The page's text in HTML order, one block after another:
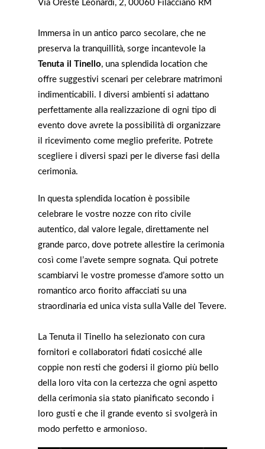
Via Oreste Leonardi, 2, 00060 Filacciano RM
Immersa in un antico parco secolare, che ne
preserva la tranquillità, sorge incantevole la
Tenuta il Tinello, una splendida location che
offre suggestivi scenari per celebrare matrimoni
indimenticabili. I diversi ambienti si adattano
perfettamente alla realizzazione di ogni tipo di
evento dove avrete la possibilità di organizzare
il ricevimento come meglio preferite. Potrete
scegliere i diversi spazi per le diverse fasi della
cerimonia.
In questa splendida location è possibile
celebrare le vostre nozze con rito civile
autentico, dal valore legale, direttamente nel
grande parco, dove potrete allestire la cerimonia
così come l’avete sempre sognata. Qui potrete
scambiarvi le vostre promesse d’amore sotto un
romantico arco fiorito affacciati su una
straordinaria ed unica vista sulla Valle del Tevere.
La Tenuta il Tinello ha selezionato con cura
fornitori e collaboratori fidati cosicché alle
coppie non resti che godersi il giorno più bello
della loro vita con la certezza che ogni aspetto
della cerimonia sia stato pianificato secondo i
loro gusti e che il grande evento si svolgerà in
modo perfetto e armonioso.